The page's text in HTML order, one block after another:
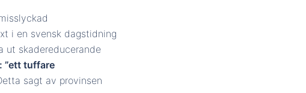
i en svensk dagstidning
ut skadereducerande
”ett tuffare
sagt av provinsen